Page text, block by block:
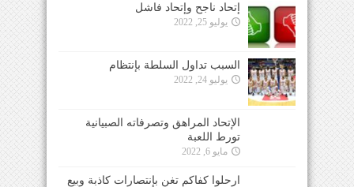
إتحاد ناجح وإتحاد فاشل
يوليو 25, 2022
السبب تداول السلطة بإنتظام
يوليو 24, 2022
الإتحاد المراهق وتصرفاته الصبيانية
تورط اللعبة
مايو 6, 2022
ارحلوا كفاكم تغنٍ بإنتصارات كاذبة وبيع